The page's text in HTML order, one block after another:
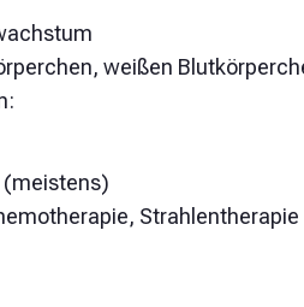
weißen
(meistens)